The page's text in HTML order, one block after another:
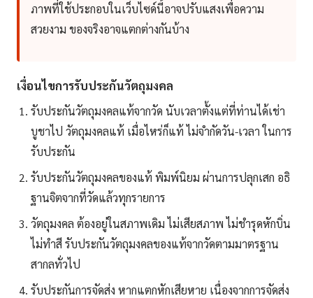
ภาพที่ใช้ประกอบในเว็บไซด์นี้อาจปรับแสงเพื่อความ
สวยงาม ของจริงอาจแตกต่างกันบ้าง
เงื่อนไขการรับประกันวัตถุมงคล
รับประกันวัตถุมงคลแท้จากวัด นับเวลาตั้งแต่ที่ท่านได้เช่า
บูชาไป วัตถุมงคลแท้ เมื่อไหร่ก็แท้ ไม่จำกัดวัน-เวลา ในการ
รับประกัน
รับประกันวัตถุมงคลของแท้ พิมพ์นิยม ผ่านการปลุกเสก อธิ
ฐานจิตจากที่วัดแล้วทุกรายการ
วัตถุมงคล ต้องอยู่ในสภาพเดิม ไม่เสียสภาพ ไม่ชำรุดหักบิ่น
ไม่ทำสี รับประกันวัตถุมงคลของแท้จากวัดตามมาตรฐาน
สากลทั่วไป
รับประกันการจัดส่ง หากแตกหักเสียหาย เนื่องจากการจัดส่ง